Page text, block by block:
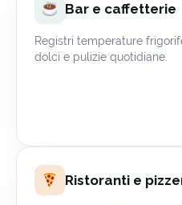
Bar e caffetterie
Registri temperature
dolci e pulizie quotidiane.
Ristoranti e